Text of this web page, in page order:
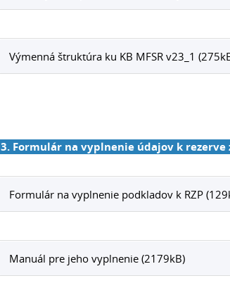
Výmenná štruktúra ku KB MFSR v23_1
3. Formulár na vyplnenie údajov k
Formulár na vyplnenie podkladov k RZP
Manuál pre jeho vyplnenie (2179kB)